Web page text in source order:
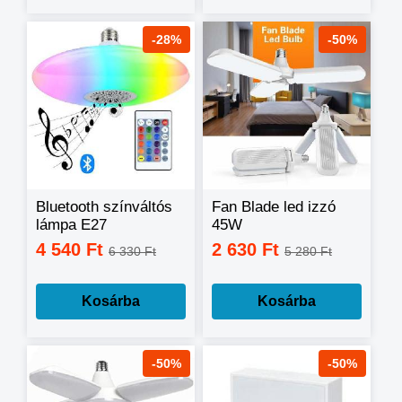
-28%
Bluetooth színváltós
lámpa E27
foglalattal,
távirányítóval,
funkcióval
4 540 Ft 6 330 Ft
Kosárba
-50%
Fan Blade led izzó
45W
2 630 Ft 5 280 Ft
Kosárba
-50% -50%